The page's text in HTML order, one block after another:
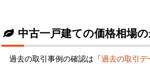
中古一戸建ての価格相場
過去の取引事例の確認は「過去の取引デ